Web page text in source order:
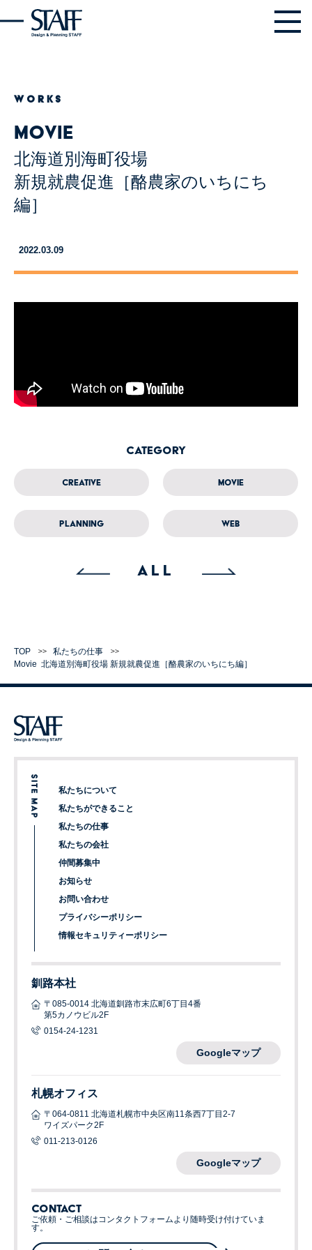
WORKS
Movie
北海道別海町役場
新規就農促進［酪農家のいちにち
編］
2022.03.09
Category
Creative Movie
Planning Web
ALL
TOP
私たちの仕事
Movie 北海道別海町役場 新規就農促進［酪農家のいちにち編］
私たちについて
私たちができること
私たちの仕事
私たちの会社
仲間募集中
お知らせ
お問い合わせ
プライバシーポリシー
情報セキュリティーポリシー
釧路本社
〒085-0014 北海道釧路市末広町6丁目4番
第5カノウビル2F
0154-24-1231
Googleマップ
札幌オフィス
〒064-0811 北海道札幌市中央区南11条西7丁目2-7
ワイズパーク2F
011-213-0126
Googleマップ
CONTACT
ご依頼・ご相談はコンタクトフォームより随時受け付けていま
す。